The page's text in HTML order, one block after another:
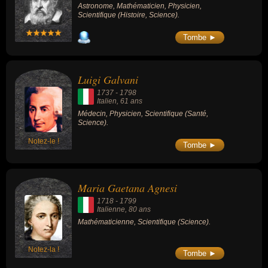
Astronome, Mathématicien, Physicien,
Scientifique (Histoire, Science).
Tombe ►
Notez-le !
Luigi Galvani
1737 - 1798
Italien, 61 ans
Médecin, Physicien, Scientifique (Santé,
Science).
Tombe ►
Notez-la !
Maria Gaetana Agnesi
1718 - 1799
Italienne , 80 ans
Mathématicienne, Scientifique (Science).
Tombe ►